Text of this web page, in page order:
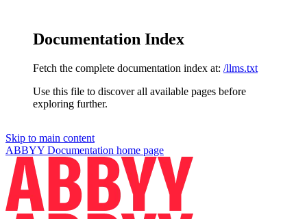
Documentation Index
Fetch the complete documentation index at: /llms.txt
Use this file to discover all available pages before
exploring further.
Skip to main content
ABBYY Documentation home page